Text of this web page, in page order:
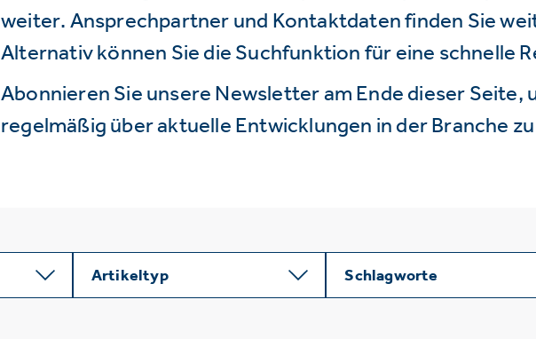
weiter. Ansprechpartner und Kontaktdaten finden Sie
Alternativ können Sie die Suchfunktion für eine schnelle
Abonnieren Sie unsere Newsletter am Ende dieser Seite,
regelmäßig über aktuelle Entwicklungen in der Branche
Artikeltyp Schlagworte